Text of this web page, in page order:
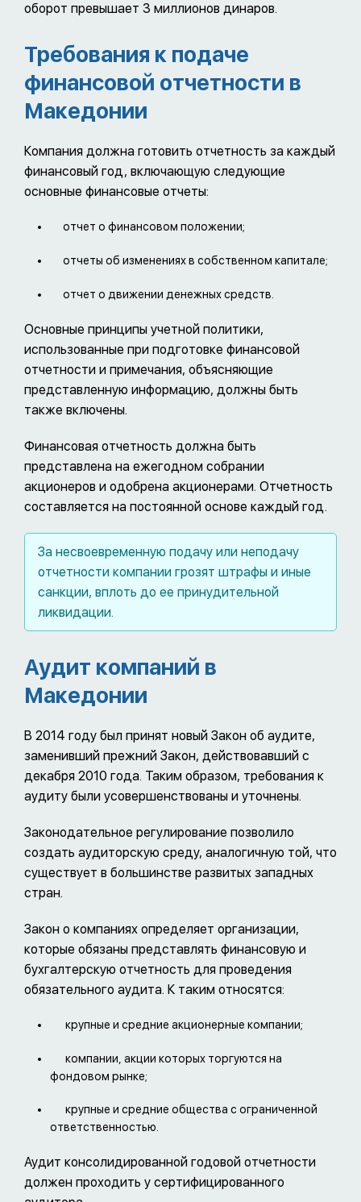
оборот превышает 3 миллионов динаров.
Требования к подаче
финансовой отчетности в
Македонии
Компания должна готовить отчетность за каждый
финансовый год, включающую следующие
основные финансовые отчеты:
отчет о финансовом положении;
отчеты об изменениях в собственном капитале;
отчет о движении денежных средств.
Основные принципы учетной политики,
использованные при подготовке финансовой
отчетности и примечания, объясняющие
представленную информацию, должны быть
также включены.
Финансовая отчетность должна быть
представлена на ежегодном собрании
акционеров и одобрена акционерами. Отчетность
составляется на постоянной основе каждый год.
За несвоевременную подачу или неподачу
отчетности компании грозят штрафы и иные
санкции, вплоть до ее принудительной
ликвидации.
Аудит компаний в
Македонии
В 2014 году был принят новый Закон об аудите,
заменивший прежний Закон, действовавший с
декабря 2010 года. Таким образом, требования к
аудиту были усовершенствованы и уточнены.
Законодательное регулирование позволило
создать аудиторскую среду, аналогичную той, что
существует в большинстве развитых западных
стран.
Закон о компаниях определяет организации,
которые обязаны представлять финансовую и
бухгалтерскую отчетность для проведения
обязательного аудита. К таким относятся:
крупные и средние акционерные компании;
компании, акции которых торгуются на
фондовом рынке;
крупные и средние общества с ограниченной
ответственностью.
Аудит консолидированной годовой отчетности
должен проходить у сертифицированного